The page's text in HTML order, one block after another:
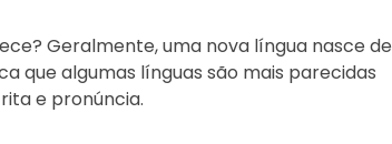
Geralmente, uma nova língua nasce de
que algumas línguas são mais parecidas
e pronúncia.